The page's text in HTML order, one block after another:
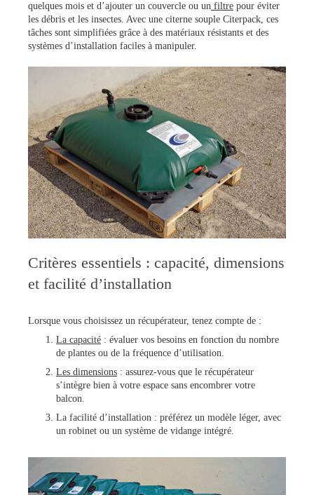
quelques mois et d’ajouter un couvercle ou un filtre pour éviter
les débris et les insectes. Avec une citerne souple Citerpack, ces
tâches sont simplifiées grâce à des matériaux résistants et des
systèmes d’installation faciles à manipuler.
Critères essentiels : capacité, dimensions
et facilité d’installation
Lorsque vous choisissez un récupérateur, tenez compte de :
La capacité : évaluer vos besoins en fonction du nombre
de plantes ou de la fréquence d’utilisation.
Les dimensions : assurez-vous que le récupérateur
s’intègre bien à votre espace sans encombrer votre
balcon.
La facilité d’installation : préférez un modèle léger, avec
un robinet ou un système de vidange intégré.